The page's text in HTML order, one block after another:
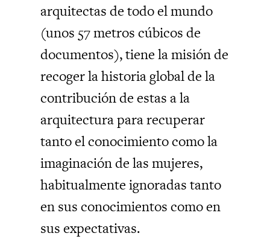
arquitectas de todo el mundo
(unos 57 metros cúbicos de
documentos), tiene la misión de
recoger la historia global de la
contribución de estas a la
arquitectura para recuperar
tanto el conocimiento como la
imaginación de las mujeres,
habitualmente ignoradas tanto
en sus conocimientos como en
sus expectativas.